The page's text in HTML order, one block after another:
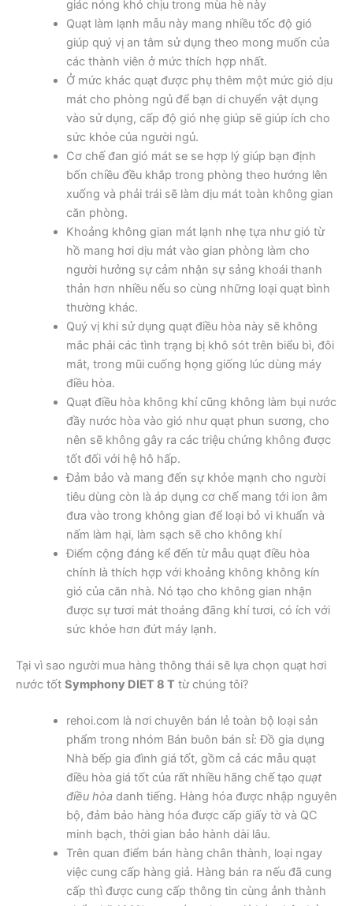
giác nóng khó chịu trong mùa hè này
Quạt làm lạnh mẫu này mang nhiều tốc độ gió
giúp quý vị an tâm sử dụng theo mong muốn của
các thành viên ở mức thích hợp nhất.
Ở mức khác quạt được phụ thêm một mức gió dịu
mát cho phòng ngủ để bạn di chuyển vật dụng
vào sử dụng, cấp độ gió nhẹ giúp sẽ giúp ích cho
sức khỏe của người ngủ.
Cơ chế đan gió mát se se hợp lý giúp bạn định
bốn chiều đều khắp trong phòng theo hướng lên
xuống và phải trái sẽ làm dịu mát toàn không gian
căn phòng.
Khoảng không gian mát lạnh nhẹ tựa như gió từ
hồ mang hơi dịu mát vào gian phòng làm cho
người hưởng sự cảm nhận sự sảng khoái thanh
thản hơn nhiều nếu so cùng những loại quạt bình
thường khác.
Quý vị khi sử dụng quạt điều hòa này sẽ không
mắc phải các tình trạng bị khô sót trên biểu bì, đôi
mắt, trong mũi cuống họng giống lúc dùng máy
điều hòa.
Quạt điều hòa không khí cũng không làm bụi nước
đầy nước hòa vào gió như quạt phun sương, cho
nên sẽ không gây ra các triệu chứng không được
tốt đối với hệ hô hấp.
Đảm bảo và mang đến sự khỏe mạnh cho người
tiêu dùng còn là áp dụng cơ chế mang tới ion âm
đưa vào trong không gian để loại bỏ vi khuẩn và
nấm làm hại, làm sạch sẽ cho không khí
Điểm cộng đáng kể đến từ mẫu quạt điều hòa
chính là thích hợp với khoảng không không kín
gió của căn nhà. Nó tạo cho không gian nhận
được sự tươi mát thoáng đãng khí tươi, có ích với
sức khỏe hơn đứt máy lạnh.
Tại vì sao người mua hàng thông thái sẽ lựa chọn quạt hơi
nước tốt Symphony DIET 8 T từ chúng tôi?
rehoi.com là nơi chuyên bán lẻ toàn bộ loại sản
phẩm trong nhóm Bán buôn bán sỉ: Đồ gia dụng
Nhà bếp gia đình giá tốt, gồm cả các mẫu quạt
điều hòa giá tốt của rất nhiều hãng chế tạo quạt
điều hòadanh tiếng. Hàng hóa được nhập nguyên
bộ, đảm bảo hàng hóa được cấp giấy tờ và QC
minh bạch, thời gian bảo hành dài lâu.
Trên quan điểm bán hàng chân thành, loại ngay
việc cung cấp hàng giả. Hàng bán ra nếu đã cung
cấp thì được cung cấp thông tin cùng ảnh thành